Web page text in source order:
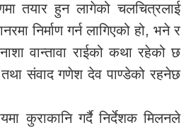
तयार हुन लागेको चलचित्रलाई
निर्माण गर्न लागिएको हो, भने र
वान्तावा राईको कथा रहेको छ
संवाद गणेश देव पाण्डेको रहनेछ
कुराकानि गर्दै निर्देशक मिलनले